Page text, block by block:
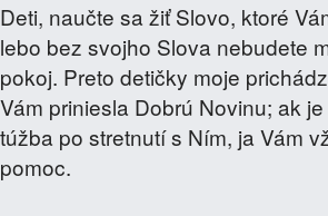
Deti, naučte sa žiť Slovo, ktoré
lebo bez svojho Slova nebudete
pokoj. Preto detičky moje
Vám priniesla Dobrú Novinu; ak
túžba po stretnutí s Ním, ja Vám
pomoc.